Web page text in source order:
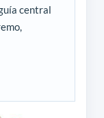
central